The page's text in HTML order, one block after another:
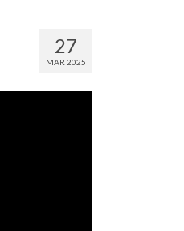
27
MAR 2025